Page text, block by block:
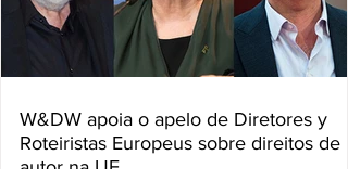
W&DW apoia o apelo de Diretores y
Roteiristas Europeus sobre direitos de